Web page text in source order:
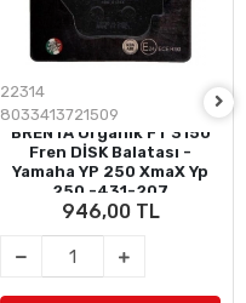
22314
8033413721509
BRENTA Organik FT 3150
Fren DİSK Balatası -
Yamaha YP 250 XmaX Yp
250 -431-207
946,00 TL